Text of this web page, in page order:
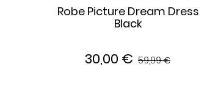
Robe Picture Dream Dress
Black
30,00 € 59,99 €